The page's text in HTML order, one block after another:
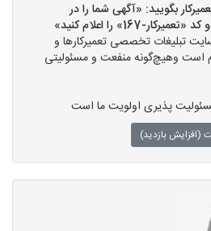
بگویید: «آگهی شما را در
167» را اعلام کنید»
تبلیغات تخصصی تعمیرکارها و
است وهیچ‌گونه منفعت و مسئولیتی
پذیری اولویت ما است
(افزایش بازدید)